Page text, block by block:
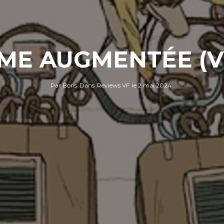
AUGMENTÉE
ParBoris Dans Reviews VF le 2 mai 2024